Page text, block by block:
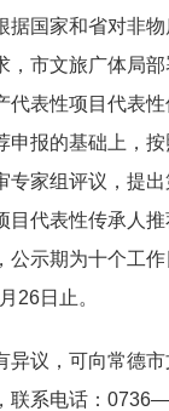
据国家和省对非
，市文旅广体局
代表性项目代表
报的基础上，按
专家组评议，提
目代表性传承人
公示期为十个工
26日止。
异议，可向常德
联系电话：